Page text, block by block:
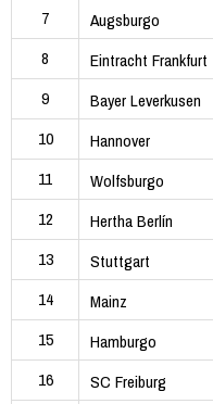
7
Augsburgo
8
Eintracht Frankfurt
9
Bayer Leverkusen
10
Hannover
11
Wolfsburgo
12
Hertha Berlín
13
Stuttgart
14
Mainz
15
Hamburgo
16
SC Freiburg